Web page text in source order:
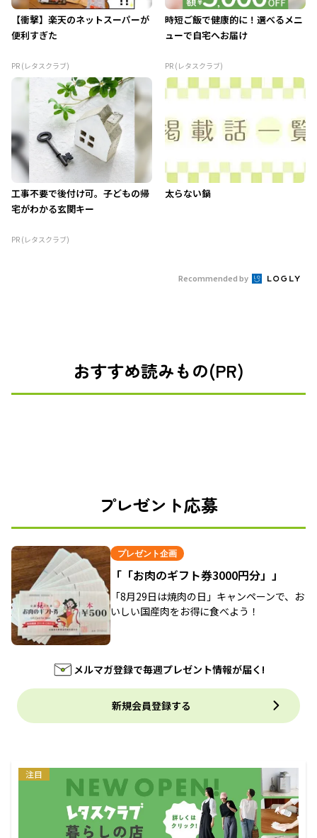
【衝撃】楽天のネットスーパーが
便利すぎた
PR (レタスクラブ)
時短ご飯で健康的に！選べるメニ
ューで自宅へお届け
PR (レタスクラブ)
工事不要で後付け可。子どもの帰
宅がわかる玄関キー
PR (レタスクラブ)
太らない鍋
Recommended by
おすすめ読みもの(PR)
プレゼント応募
プレゼント企画
「「お肉のギフト券3000円分」」
「8月29日は焼肉の日」キャンペーンで、お
いしい国産肉をお得に食べよう！
メルマガ登録で毎週プレゼント情報が届く!
新規会員登録する
注目